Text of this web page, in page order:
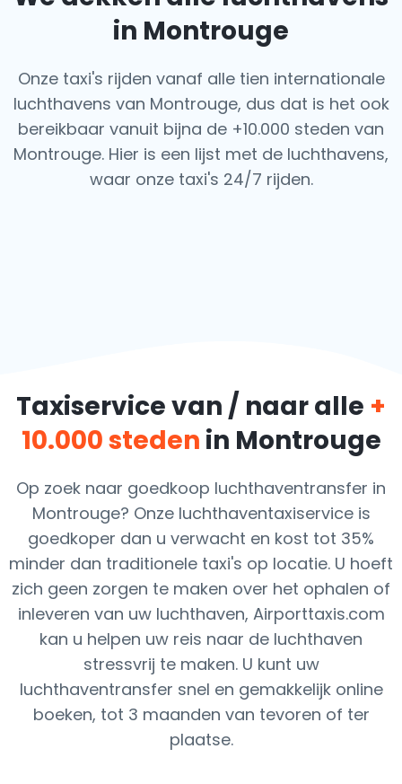
in Montrouge
Onze taxi's rijden vanaf alle tien internationale
luchthavens van Montrouge, dus dat is het ook
bereikbaar vanuit bijna de +10.000 steden van
Montrouge. Hier is een lijst met de luchthavens,
waar onze taxi's 24/7 rijden.
Taxiservice van / naar alle +
10.000 steden in Montrouge
Op zoek naar goedkoop luchthaventransfer in
Montrouge? Onze luchthaventaxiservice is
goedkoper dan u verwacht en kost tot 35%
minder dan traditionele taxi's op locatie. U hoeft
zich geen zorgen te maken over het ophalen of
inleveren van uw luchthaven, Airporttaxis.com
kan u helpen uw reis naar de luchthaven
stressvrij te maken. U kunt uw
luchthaventransfer snel en gemakkelijk online
boeken, tot 3 maanden van tevoren of ter
plaatse.